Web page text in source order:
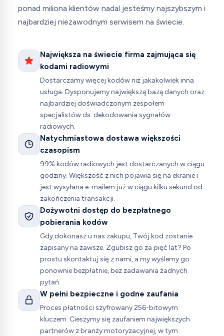
ponad miliona klientów nadal jesteśmy najszybszym i
najbardziej niezawodnym serwisem na świecie.
Największa na świecie firma zajmująca się
kodami radiowymi
Dostarczamy więcej kodów niż jakakolwiek inna
usługa. Dysponujemy największą bazą danych oraz
najbardziej doświadczonym zespołem
specjalistów ds. dekodowania sygnałów
radiowych.
Natychmiastowa dostawa większości
czasopism
99% kodów radiowych jest dostarczanych w ciągu
godziny. Większość z nich pojawia się na ekranie i
jest wysyłana e-mailem już w ciągu kilku sekund od
zakończenia transakcji.
Dożywotni dostęp do bezpłatnego
pobierania kodów
Gdy dokonasz u nas zakupu, Twój kod zostanie
zapisany na zawsze. Zgubisz go za pięć lat? Po
prostu skontaktuj się z nami, a my wyślemy go
ponownie bezpłatnie, bez zadawania żadnych
pytań.
W pełni bezpieczne i godne zaufania
Proces płatności szyfrowany 256-bitowym
kluczem. Cieszymy się zaufaniem największych
partnerów z branży motoryzacyjnej, w tym